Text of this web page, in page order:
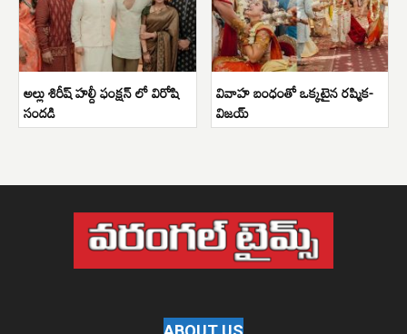
అల్లు శిరీష్ హల్దీ ఫంక్షన్ లో విరోషి
సందడి
వివాహ బంధంతో ఒక్కటైన రష్మిక-
విజయ్